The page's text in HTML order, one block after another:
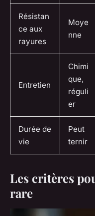
Résistan
ce aux
rayures
Moye
nne
Entretien
Chimi
que,
réguli
er
Durée de
vie
Peut
ternir
Les critères
rare